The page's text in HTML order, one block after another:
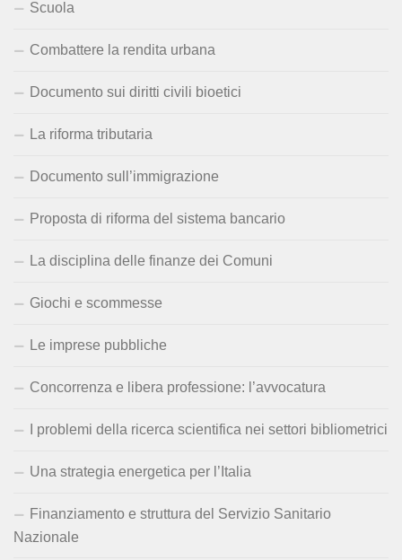
Scuola
Combattere la rendita urbana
Documento sui diritti civili bioetici
La riforma tributaria
Documento sull’immigrazione
Proposta di riforma del sistema bancario
La disciplina delle finanze dei Comuni
Giochi e scommesse
Le imprese pubbliche
Concorrenza e libera professione: l’avvocatura
I problemi della ricerca scientifica nei settori bibliometrici
Una strategia energetica per l’Italia
Finanziamento e struttura del Servizio Sanitario
Nazionale